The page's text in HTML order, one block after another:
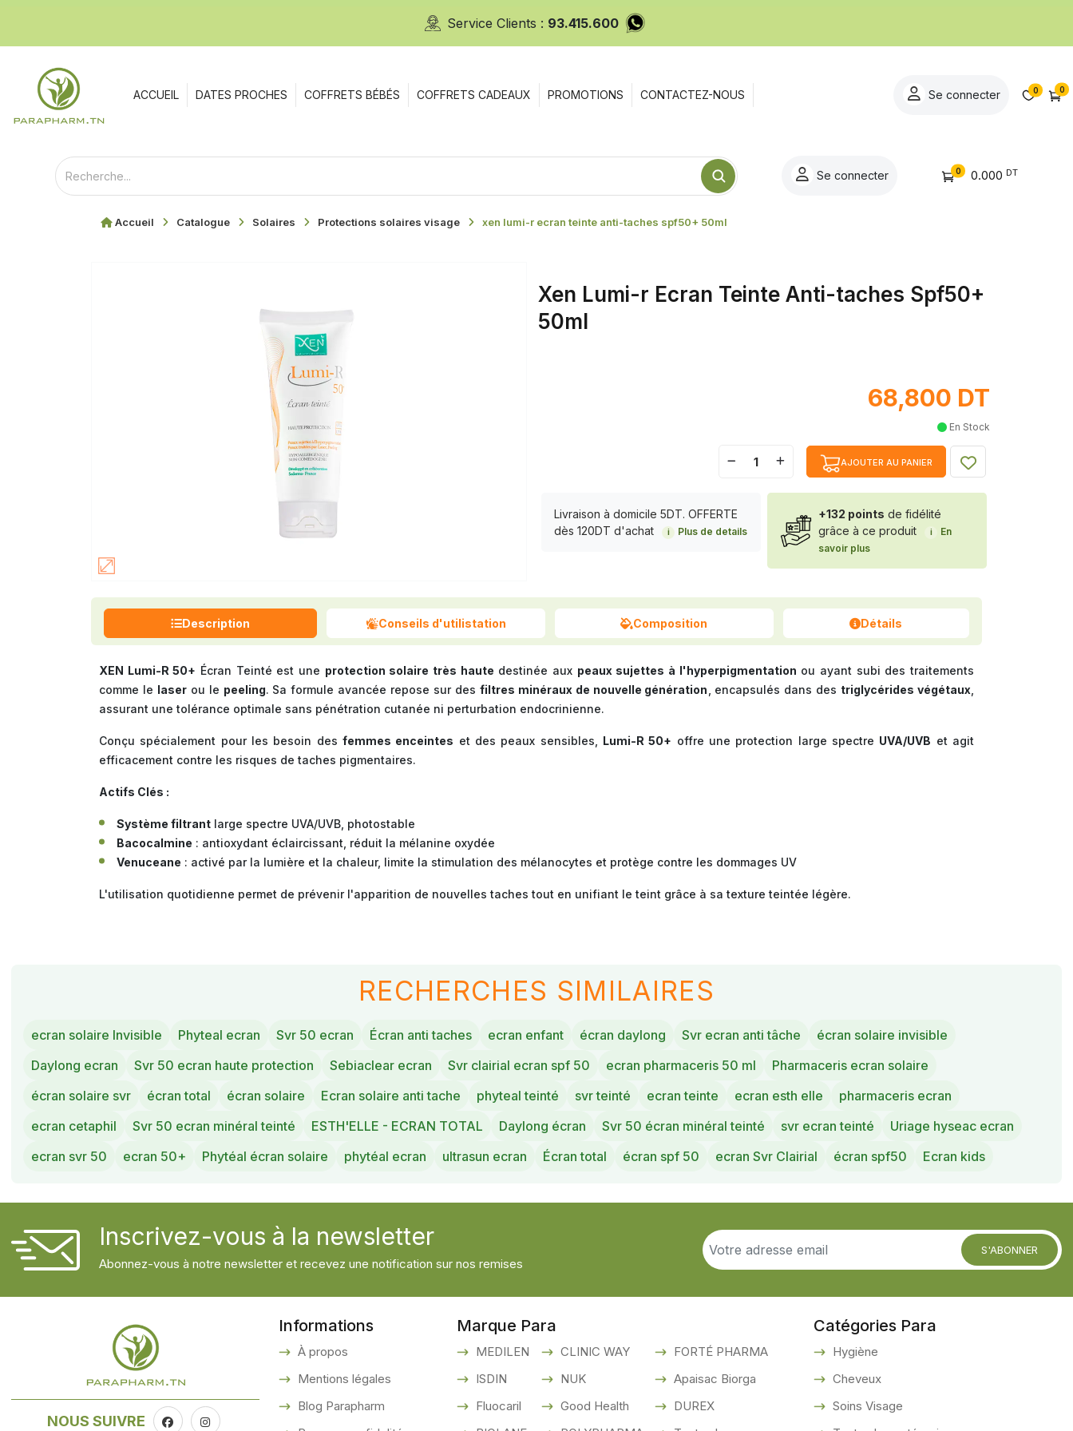
Service Clients : 93.415.600
ACCUEIL DATES PROCHES COFFRETS BÉBÉS COFFRETS CADEAUX PROMOTIONS CONTACTEZ-NOUS Se connecter 0 0
Se connecter 0 0.000 DT
Accueil Catalogue Solaires Protections solaires visage xen lumi-r ecran teinte anti-taches spf50+ 50ml
Xen Lumi-r Ecran Teinte Anti-taches Spf50+
50ml
68,800 DT
En Stock
AJOUTER AU PANIER
Livraison à domicile 5DT. OFFERTE
dès 120DT d'achat
i Plus de details
+132 points de fidélité
grâce à ce produit
i
En
savoir plus
Description Conseils d'utilistation Composition Détails
XEN Lumi-R 50+ Écran Teinté est une protection solaire très haute destinée aux peaux sujettes à l'hyperpigmentation ou ayant subi des traitements
comme le laserou le peeling. Sa formule avancée repose sur des filtres minéraux de nouvelle génération , encapsulés dans des triglycérides végétaux
assurant une tolérance optimale sans pénétration cutanée ni perturbation endocrinienne.
Conçu spécialement pour les besoin des femmes enceintes et des peaux sensibles, Lumi-R 50+ offre une protection large spectre UVA/UVB et agit
efficacement contre les risques de taches pigmentaires.
Actifs Clés :
Système filtrant large spectre UVA/UVB, photostable
Bacocalmine : antioxydant éclaircissant, réduit la mélanine oxydée
Venuceane : activé par la lumière et la chaleur, limite la stimulation des mélanocytes et protège contre les dommages UV
L'utilisation quotidienne permet de prévenir l'apparition de nouvelles taches tout en unifiant le teint grâce à sa texture teintée légère.
RECHERCHES SIMILAIRES
ecran solaire Invisible Phyteal ecran Svr 50 ecran Écran anti taches ecran enfant écran daylong Svr ecran anti tâche
écran solaire invisible
Daylong ecran
Svr 50 ecran haute protection Sebiaclear ecran Svr clairial ecran spf 50 ecran pharmaceris 50 ml
Pharmaceris ecran solaire
écran solaire svr
écran total écran solaire Ecran solaire anti tache phyteal teinté svr teinté ecran teinte ecran esth elle
pharmaceris ecran
ecran cetaphil
Svr 50 ecran minéral teinté ESTH'ELLE - ECRAN TOTAL Daylong écran Svr 50 écran minéral teinté svr ecran teinté
Uriage hyseac ecran
ecran svr 50
ecran 50+ Phytéal écran solaire phytéal ecran ultrasun ecran Écran total écran spf 50 ecran Svr Clairial écran spf50 Ecran kids
Inscrivez-vous à la newsletter
Abonnez-vous à notre newsletter et recevez une notification sur nos remises
S'ABONNER
NOUS SUIVRE
Informations
À propos
Mentions légales
Blog Parapharm
Marque Para
MEDILEN
ISDIN
Fluocaril
CLINIC WAY
NUK
Good Health
FORTÉ PHARMA
Apaisac Biorga
DUREX
Catégories Para
Hygiène
Cheveux
Soins Visage